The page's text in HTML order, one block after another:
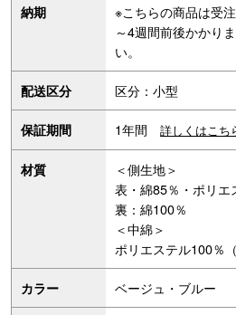
納期
※こちらの商品は受
～4週間前後かかり
い。
配送区分 区分：小型
保証期間 1年間詳しくはこち
材質
＜側生地＞
表・綿85％・ポリ
裏：綿100％
＜中綿＞
ポリエステル100％
カラー ベージュ・ブルー